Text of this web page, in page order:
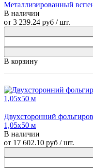
Металлизированный
В наличии
от 3 239.24 руб / шт.
В корзину
Двухсторонний
1,05x50 м
В наличии
от 17 602.10 руб / шт.